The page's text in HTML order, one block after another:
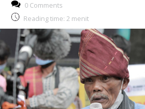
0 Comments
Reading time: 2 menit